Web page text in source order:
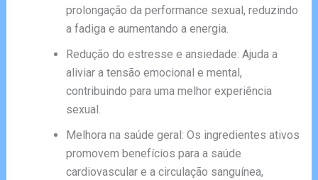
prolongação da performance sexual, reduzindo
a fadiga e aumentando a energia.
Redução do estresse e ansiedade: Ajuda a
aliviar a tensão emocional e mental,
contribuindo para uma melhor experiência
sexual.
Melhora na saúde geral: Os ingredientes ativos
promovem benefícios para a saúde
cardiovascular e a circulação sanguínea,